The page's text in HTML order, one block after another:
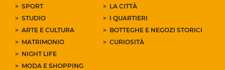
SPORT
STUDIO
ARTE E CULTURA
MATRIMONIO
NIGHT LIFE
MODA E SHOPPING
LA CITTÀ
I QUARTIERI
BOTTEGHE E NEGOZI STORICI
CURIOSITÀ